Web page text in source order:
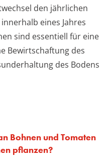
den jährlichen
eines Jahres
sind essentiell für eine
Bewirtschaftung des
des Bodens
Bohnen und Tomaten
pflanzen?